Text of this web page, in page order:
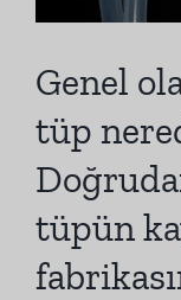
Genel
tüp
tüpün